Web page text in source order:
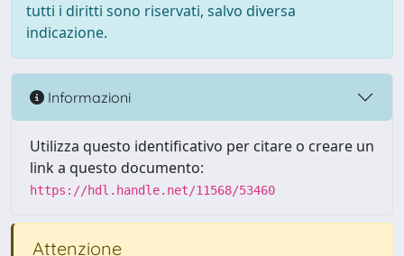
tutti i diritti sono riservati, salvo diversa
indicazione.
Informazioni
Utilizza questo identificativo per citare o creare un
link a questo documento:
https://hdl.handle.net/11568/53460
Attenzione